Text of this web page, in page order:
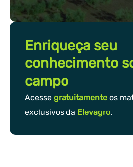
Enriqueça seu
conhecimento
campo
Acesse gratuitamente os
exclusivos da Elevagro.